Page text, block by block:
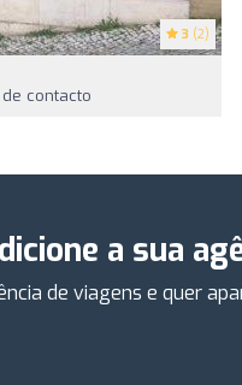
3 (2)
contacto
a sua
de viagens e quer